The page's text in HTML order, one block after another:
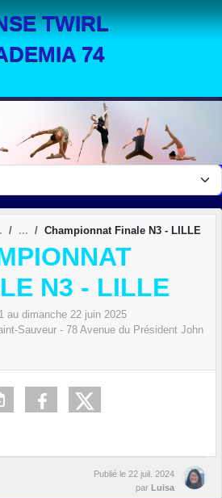
TWIRL
74
Championnat Finale N3 - LILLE
N3 - LILLE
au dimanche 22 juin 2025
Sauveur - 78 Avenue du Président John
Publié le 22 juil. 2024
par Luisa